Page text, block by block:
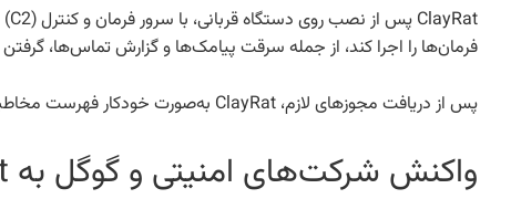
فرمان‌ها را اجرا کند، از جمله سرقت پیامک‌ها و گزارش تماس‌ها،
پس از دریافت مجوزهای لازم، ClayRat به‌صورت خودکار فهرست مخاطبین را استخراج کرده و پیامک‌هایی حاوی لینک‌های آلوده برای آن‌ها ارسال می‌کند تا چرخه انتشار ادامه یابد.
واکنش شرکت‌های امنیتی و گوگل به ClayRat